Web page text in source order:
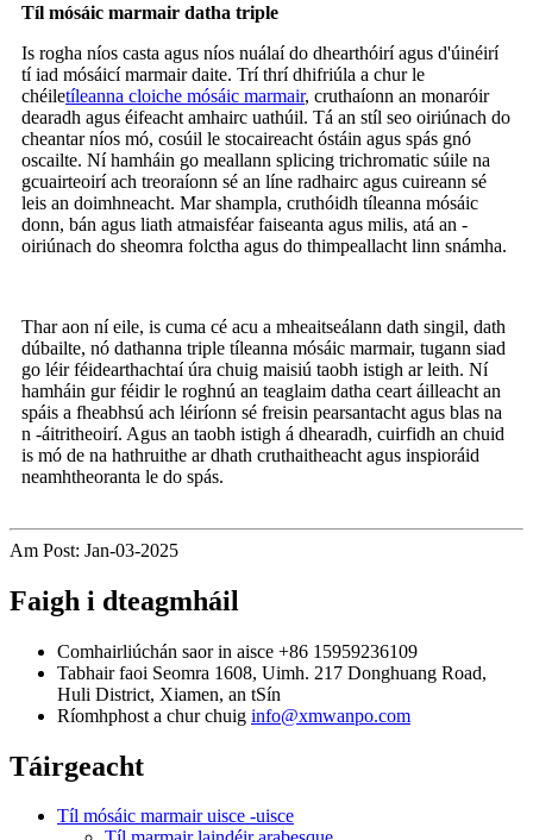
Tíl mósáic marmair datha triple
Is rogha níos casta agus níos nuálaí do dhearthóirí agus d'úinéirí
tí iad mósáicí marmair daite. Trí thrí dhifriúla a chur le
chéiletíleanna cloiche mósáic marmair, cruthaíonn an monaróir
dearadh agus éifeacht amhairc uathúil. Tá an stíl seo oiriúnach do
cheantar níos mó, cosúil le stocaireacht óstáin agus spás gnó
oscailte. Ní hamháin go meallann splicing trichromatic súile na
gcuairteoirí ach treoraíonn sé an líne radhairc agus cuireann sé
leis an doimhneacht. Mar shampla, cruthóidh tíleanna mósáic
donn, bán agus liath atmaisféar faiseanta agus milis, atá an -
oiriúnach do sheomra folctha agus do thimpeallacht linn snámha.
Thar aon ní eile, is cuma cé acu a mheaitseálann dath singil, dath
dúbailte, nó dathanna triple tíleanna mósáic marmair, tugann siad
go léir féidearthachtaí úra chuig maisiú taobh istigh ar leith. Ní
hamháin gur féidir le roghnú an teaglaim datha ceart áilleacht an
spáis a fheabhsú ach léiríonn sé freisin pearsantacht agus blas na
n -áitritheoirí. Agus an taobh istigh á dhearadh, cuirfidh an chuid
is mó de na hathruithe ar dhath cruthaitheacht agus inspioráid
neamhtheoranta le do spás.
Am Post: Jan-03-2025
Faigh i dteagmháil
Comhairliúchán saor in aisce +86 15959236109
Tabhair faoi Seomra 1608, Uimh. 217 Donghuang Road,
Huli District, Xiamen, an tSín
Ríomhphost a chur chuig info@xmwanpo.com
Táirgeacht
Tíl mósáic marmair uisce -uisce